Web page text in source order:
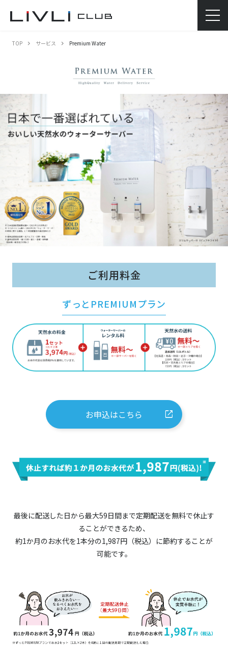
TOP サービス Premium Water
ご利用料金
ずっとPREMIUMプラン
お申込はこちら
最後に配送した日から最大59日間まで定期配送を無料で休止す
ることができるため、
約1か月のお水代を1本分の1,987円（税込）に節約することが
可能です。